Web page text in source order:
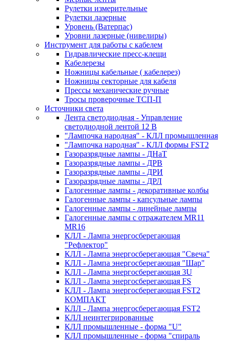
Рулетки измерительные
Рулетки лазерные
Уровень (Ватерпас)
Уровни лазерные (нивелиры)
Инструмент для работы с кабелем
Гидравлические пресс-клещи
Кабелерезы
Ножницы кабельные ( кабелерез)
Ножницы секторные для кабеля
Прессы механические ручные
Тросы проверочные ТСП-П
Источники света
Лента светодиодная - Управление
светодиодной лентой 12 В
"Лампочка народная" - КЛЛ промышленная
"Лампочка народная" - КЛЛ формы FST2
Газоразрядные лампы - ДНаТ
Газоразрядные лампы - ДРВ
Газоразрядные лампы - ДРИ
Газоразрядные лампы - ДРЛ
Галогенные лампы - декоративные колбы
Галогенные лампы - капсульные лампы
Галогенные лампы - линейные лампы
Галогенные лампы с отражателем MR11
MR16
КЛЛ - Лампа энергосберегающая
"Рефлектор"
КЛЛ - Лампа энергосберегающая "Свеча"
КЛЛ - Лампа энергосберегающая "Шар"
КЛЛ - Лампа энергосберегающая 3U
КЛЛ - Лампа энергосберегающая FS
КЛЛ - Лампа энергосберегающая FST2
КОМПАКТ
КЛЛ - Лампа энергосберегающая FSТ2
КЛЛ неинтегрированные
КЛЛ промышленные - форма "U"
КЛЛ промышленные - форма "спираль